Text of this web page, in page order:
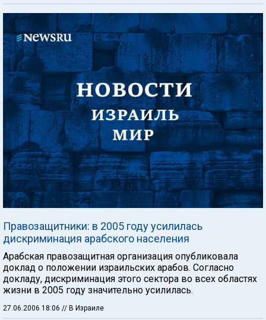
Правозащитники: в 2005 году усилилась
дискриминация арабского населения
Арабская правозащитная организация опубликовала
доклад о положении израильских арабов. Согласно
докладу, дискриминация этого сектора во всех областях
жизни в 2005 году значительно усилилась.
27.06.2006 18:06 // В Израиле